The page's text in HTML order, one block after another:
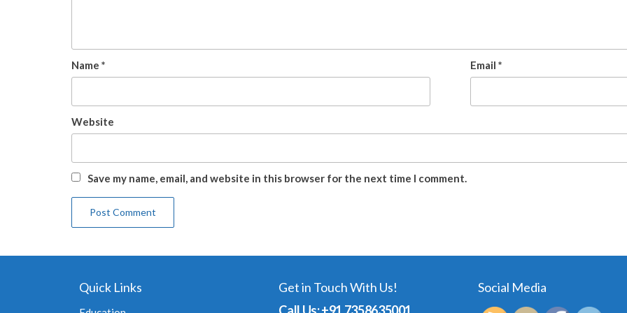
Name * Email *
Website
Save my name, email, and website in this browser for the next time I comment.
Quick Links
Get in Touch With Us!
Social Media